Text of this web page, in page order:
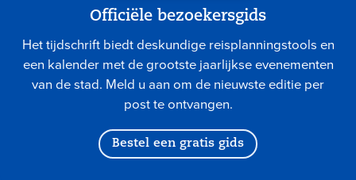
Officiële bezoekersgids
Het tijdschrift biedt deskundige reisplanningstools en
een kalender met de grootste jaarlijkse evenementen
van de stad. Meld u aan om de nieuwste editie per
post te ontvangen.
Bestel een gratis gids